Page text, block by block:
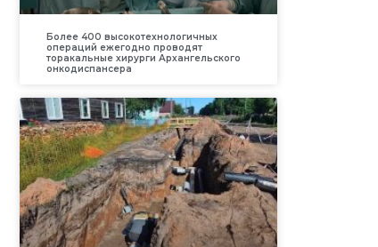
Более 400 высокотехнологичных
операций ежегодно проводят
торакальные хирурги Архангельского
онкодиспансера